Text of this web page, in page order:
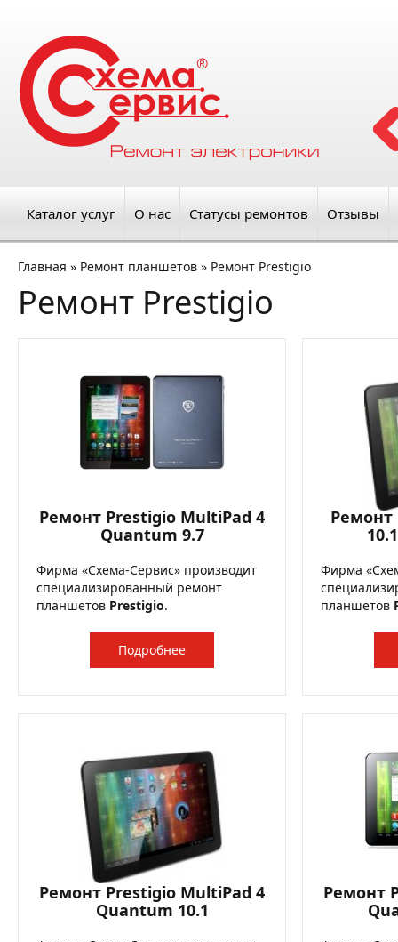
Каталог услуг О нас Статусы ремонтов Отзывы
Главная » Ремонт планшетов » Ремонт Prestigio
Ремонт Prestigio
Ремонт Prestigio MultiPad 4
Quantum 9.7
Фирма «Схема-Сервис» производит
специализированный ремонт
планшетов Prestigio.
Подробнее
Ремонт
Фирма
планшетов
Ремонт Prestigio MultiPad 4
Quantum 10.1
Ремонт